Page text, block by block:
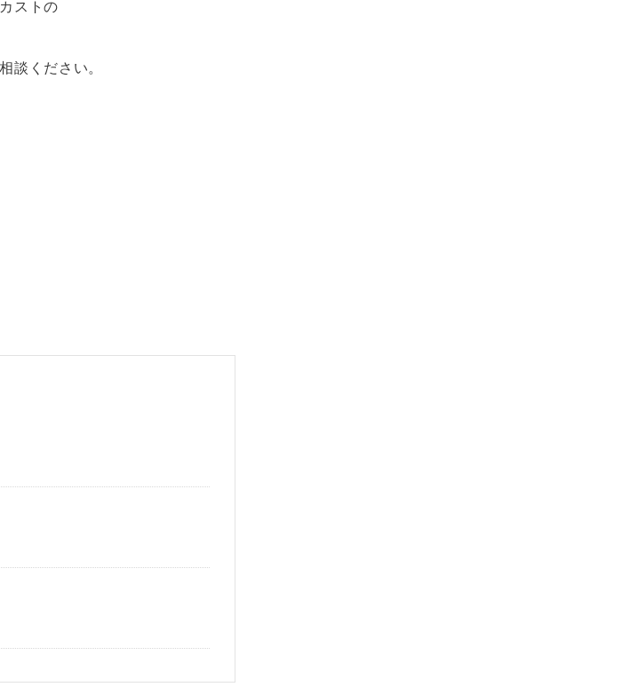
ストの
談ください。